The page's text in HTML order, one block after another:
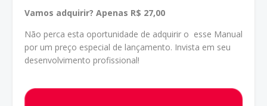
Vamos adquirir? Apenas R$ 27,00
Não perca esta oportunidade de adquirir o esse Manual
por um preço especial de lançamento. Invista em seu
desenvolvimento profissional!